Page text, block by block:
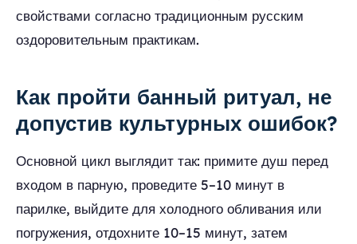
свойствами согласно традиционным русским
оздоровительным практикам.
Как пройти банный ритуал, не
допустив культурных ошибок?
Основной цикл выглядит так: примите душ перед
входом в парную, проведите 5–10 минут в
парилке, выйдите для холодного обливания или
погружения, отдохните 10–15 минут, затем